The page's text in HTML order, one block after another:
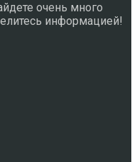
очень много
информацией!